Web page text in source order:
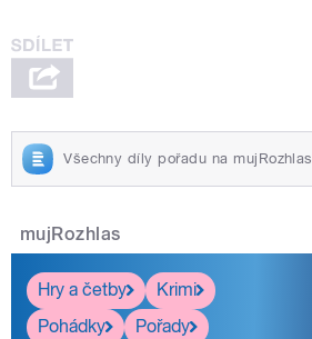
Všechny díly pořadu na mujRozhlas
mujRozhlas
Hry a četby
Krimi
Pohádky
Pořady